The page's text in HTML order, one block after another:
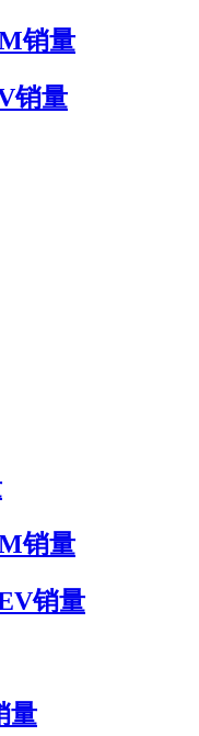
销量
销量
销量
销量
量